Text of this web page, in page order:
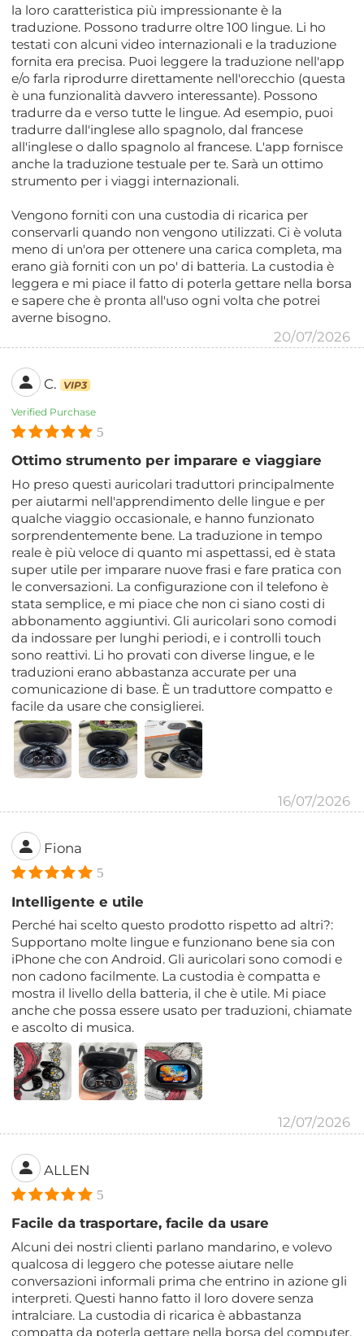
la loro caratteristica più impressionante è la
traduzione. Possono tradurre oltre 100 lingue. Li ho
testati con alcuni video internazionali e la traduzione
fornita era precisa. Puoi leggere la traduzione nell'app
e/o farla riprodurre direttamente nell'orecchio (questa
è una funzionalità davvero interessante). Possono
tradurre da e verso tutte le lingue. Ad esempio, puoi
tradurre dall'inglese allo spagnolo, dal francese
all'inglese o dallo spagnolo al francese. L'app fornisce
anche la traduzione testuale per te. Sarà un ottimo
strumento per i viaggi internazionali.
Vengono forniti con una custodia di ricarica per
conservarli quando non vengono utilizzati. Ci è voluta
meno di un'ora per ottenere una carica completa, ma
erano già forniti con un po' di batteria. La custodia è
leggera e mi piace il fatto di poterla gettare nella borsa
e sapere che è pronta all'uso ogni volta che potrei
averne bisogno.
20/07/2026
C. VIP3
Verified Purchase
5
Ottimo strumento per imparare e viaggiare
Ho preso questi auricolari traduttori principalmente
per aiutarmi nell'apprendimento delle lingue e per
qualche viaggio occasionale, e hanno funzionato
sorprendentemente bene. La traduzione in tempo
reale è più veloce di quanto mi aspettassi, ed è stata
super utile per imparare nuove frasi e fare pratica con
le conversazioni. La configurazione con il telefono è
stata semplice, e mi piace che non ci siano costi di
abbonamento aggiuntivi. Gli auricolari sono comodi
da indossare per lunghi periodi, e i controlli touch
sono reattivi. Li ho provati con diverse lingue, e le
traduzioni erano abbastanza accurate per una
comunicazione di base. È un traduttore compatto e
facile da usare che consiglierei.
16/07/2026
Fiona
5
Intelligente e utile
Perché hai scelto questo prodotto rispetto ad altri?:
Supportano molte lingue e funzionano bene sia con
iPhone che con Android. Gli auricolari sono comodi e
non cadono facilmente. La custodia è compatta e
mostra il livello della batteria, il che è utile. Mi piace
anche che possa essere usato per traduzioni, chiamate
e ascolto di musica.
12/07/2026
ALLEN
5
Facile da trasportare, facile da usare
Alcuni dei nostri clienti parlano mandarino, e volevo
qualcosa di leggero che potesse aiutare nelle
conversazioni informali prima che entrino in azione gli
interpreti. Questi hanno fatto il loro dovere senza
intralciare. La custodia di ricarica è abbastanza
compatta da poterla gettare nella borsa del computer.